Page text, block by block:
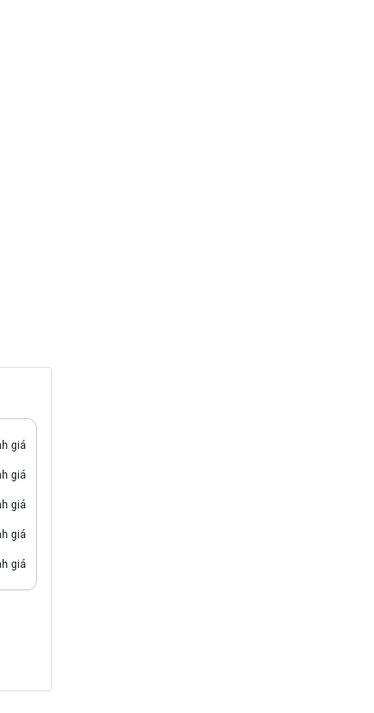
giá
giá
giá
giá
giá